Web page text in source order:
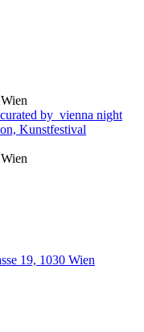
by_vienna night
Kunstfestival
19, 1030 Wien